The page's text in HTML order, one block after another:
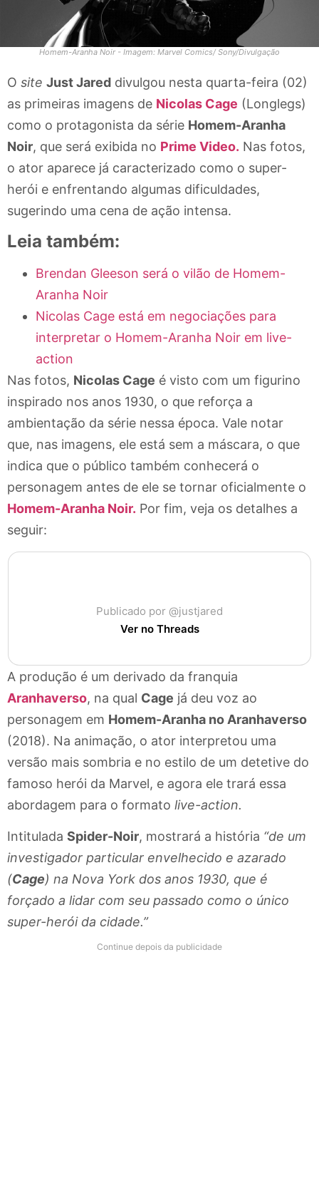
Homem-Aranha Noir - Imagem: Marvel Comics/ Sony/Divulgação
O site Just Jared divulgou nesta quarta-feira (02)
as primeiras imagens de Nicolas Cage (Longlegs)
como o protagonista da série Homem-Aranha
Noir, que será exibida no Prime Video. Nas fotos,
o ator aparece já caracterizado como o super-
herói e enfrentando algumas dificuldades,
sugerindo uma cena de ação intensa.
Leia também:
Brendan Gleeson será o vilão de Homem-
Aranha Noir
Nicolas Cage está em negociações para
interpretar o Homem-Aranha Noir em live-
action
Nas fotos, Nicolas Cage é visto com um figurino
inspirado nos anos 1930, o que reforça a
ambientação da série nessa época. Vale notar
que, nas imagens, ele está sem a máscara, o que
indica que o público também conhecerá o
personagem antes de ele se tornar oficialmente o
Homem-Aranha Noir. Por fim, veja os detalhes a
seguir:
Publicado por @justjared
Ver no Threads
A produção é um derivado da franquia
Aranhaverso, na qual Cage já deu voz ao
personagem em Homem-Aranha no Aranhaverso
(2018). Na animação, o ator interpretou uma
versão mais sombria e no estilo de um detetive do
famoso herói da Marvel, e agora ele trará essa
abordagem para o formato live-action.
Intitulada Spider-Noir, mostrará a história “de um
investigador particular envelhecido e azarado
(Cage) na Nova York dos anos 1930, que é
forçado a lidar com seu passado como o único
super-herói da cidade.”
Continue depois da publicidade